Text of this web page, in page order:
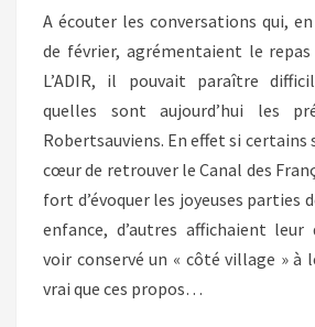
A écouter les conversations qui,
de février, agrémentaient le repas
L’ADIR, il pouvait paraître
quelles sont aujourd’hui les
Robertsauviens. En effet si
cœur de retrouver le Canal des
fort d’évoquer les joyeuses parties
enfance, d’autres affichaient
voir conservé un « côté village » à
vrai que ces propos…